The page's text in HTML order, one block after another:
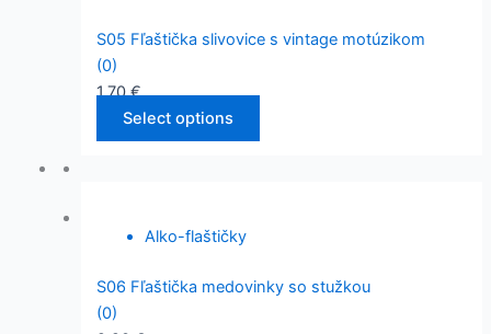
S05 Fľaštička slivovice s vintage motúzikom
(0)
1,70€
Select options
Alko-flaštičky
S06 Fľaštička medovinky so stužkou
(0)